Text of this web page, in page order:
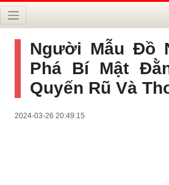
Người Mẫu Đồ
Phá Bí Mật
Quyến Rũ Và
2024-03-26 20:49:15